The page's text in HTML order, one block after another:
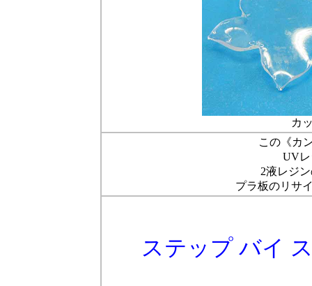
カ
この《カ
UVレ
2液レジ
プラ板のリサ
ステップ バイ